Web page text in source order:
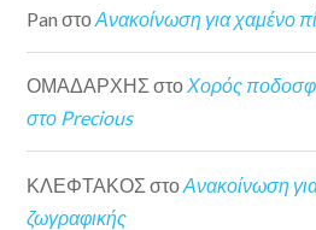
Pan στοΑνακοίνωση για χαμένο
ΟΜΑΔΑΡΧΗΣ στοΧορός
στο Precious
ΚΛΕΦΤΑΚΟΣ στοΑνακοίνωση
ζωγραφικής